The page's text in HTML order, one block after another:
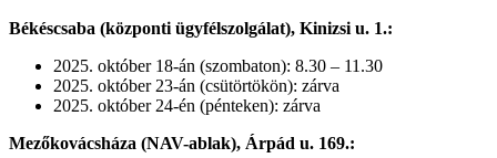
Békéscsaba (központi ügyfélszolgálat), Kinizsi u. 1.:
2025. október 18-án (szombaton): 8.30 – 11.30
2025. október 23-án (csütörtökön): zárva
2025. október 24-én (pénteken): zárva
Mezőkovácsháza (NAV-ablak), Árpád u. 169.: